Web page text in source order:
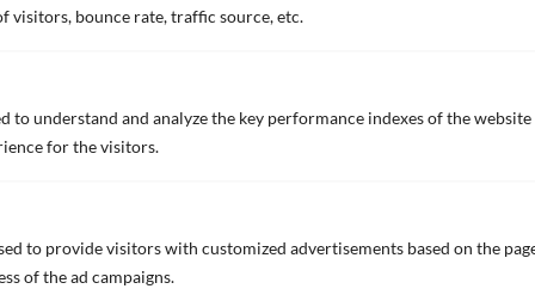
visitors, bounce rate, traffic source, etc.
to understand and analyze the key performance indexes of the
for the visitors.
to provide visitors with customized advertisements based on the
of the ad campaigns.